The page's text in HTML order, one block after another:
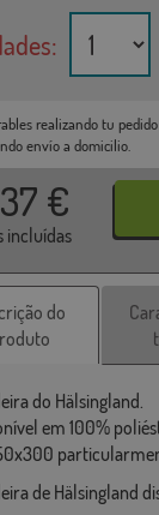
realizando tu
envío a domicilio.
€
incluídas
do
do Hälsingland.
em 100%
de Hälsingland